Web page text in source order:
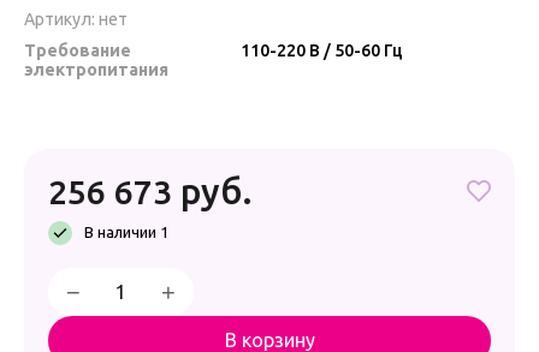
Артикул: нет
Требование
электропитания
110-220 В / 50-60 Гц
256 673 руб.
В наличии 1
− +
В корзину